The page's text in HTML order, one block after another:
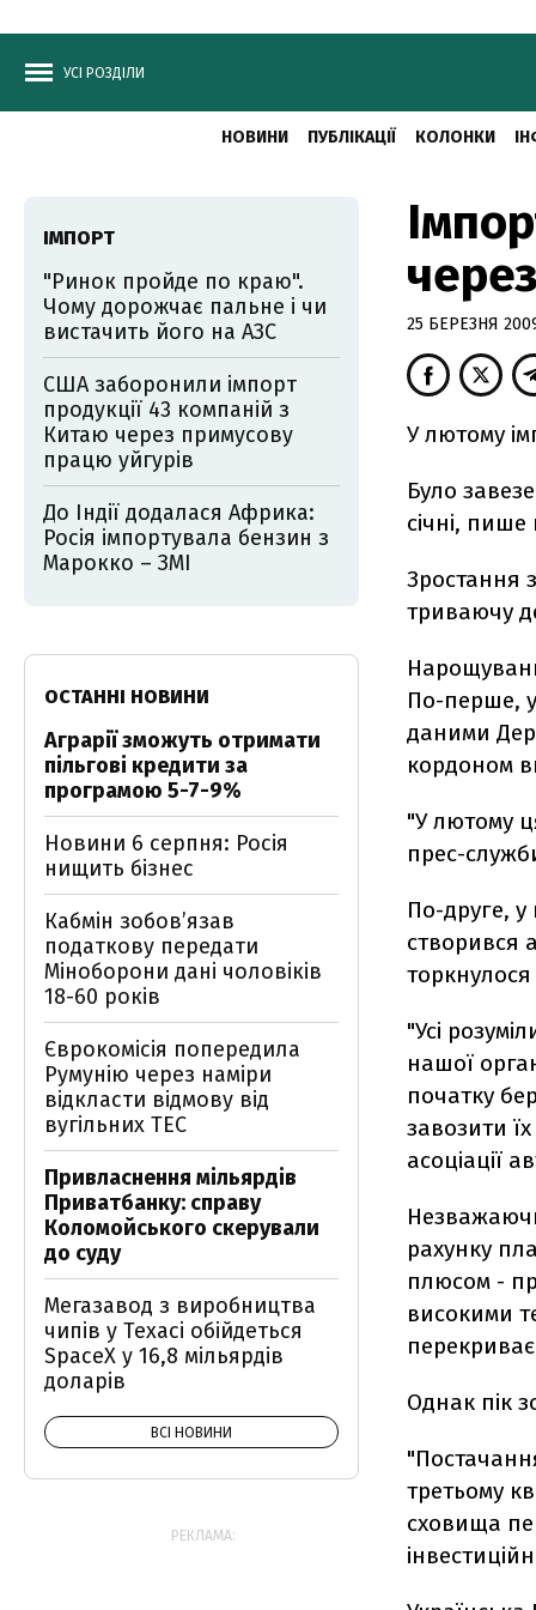
УСІ РОЗДІЛИ
НОВИНИ ПУБЛІКАЦІЇ КОЛОНКИ
25 БЕРЕЗНЯ
У лютому
Було
січні, пише
Зростання
триваючу
По-перше,
даними
кордоном
"У лютому
прес-
По-друге, у
створився
"Усі
нашої
початку
завозити
асоціації
рахунку
плюсом -
високими
Однак пік
третьому
сховища
ІМПОРТ
"Ринок пройде по краю".
Чому дорожчає пальне і чи
вистачить його на АЗС
США заборонили імпорт
продукції 43 компаній з
Китаю через примусову
працю уйгурів
До Індії додалася Африка:
Росія імпортувала бензин з
Марокко – ЗМІ
ОСТАННІ НОВИНИ
Аграрії зможуть отримати
пільгові кредити за
програмою 5-7-9%
Новини 6 серпня: Росія
нищить бізнес
Кабмін зобовʼязав
податкову передати
Міноборони дані чоловіків
18-60 років
Єврокомісія попередила
Румунію через наміри
відкласти відмову від
вугільних ТЕС
Привласнення мільярдів
Приватбанку: справу
Коломойського скерували
до суду
Мегазавод з виробництва
чипів у Техасі обійдеться
SpaceX у 16,8 мільярдів
доларів
ВСІ НОВИНИ
РЕКЛАМА: